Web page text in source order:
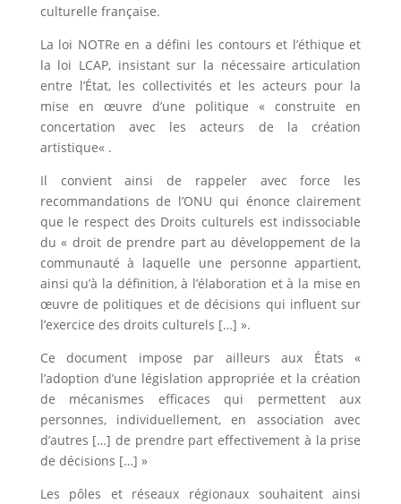
culturelle française.
La loi NOTRe en a défini les contours et l’éthique et
la loi LCAP, insistant sur la nécessaire articulation
entre l’État, les collectivités et les acteurs pour la
mise en œuvre d’une politique « construite en
concertation avec les acteurs de la création
artistique« .
Il convient ainsi de rappeler avec force les
recommandations de l’ONU qui énonce clairement
que le respect des Droits culturels est indissociable
du « droit de prendre part au développement de la
communauté à laquelle une personne appartient,
ainsi qu’à la définition, à l’élaboration et à la mise en
œuvre de politiques et de décisions qui influent sur
l’exercice des droits culturels […] ».
Ce document impose par ailleurs aux États «
l’adoption d’une législation appropriée et la création
de mécanismes efficaces qui permettent aux
personnes, individuellement, en association avec
d’autres […] de prendre part effectivement à la prise
de décisions […] »
Les pôles et réseaux régionaux souhaitent ainsi